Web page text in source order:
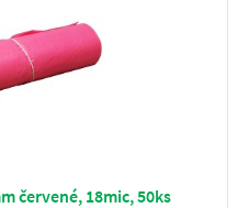
červené, 18mic, 50ks